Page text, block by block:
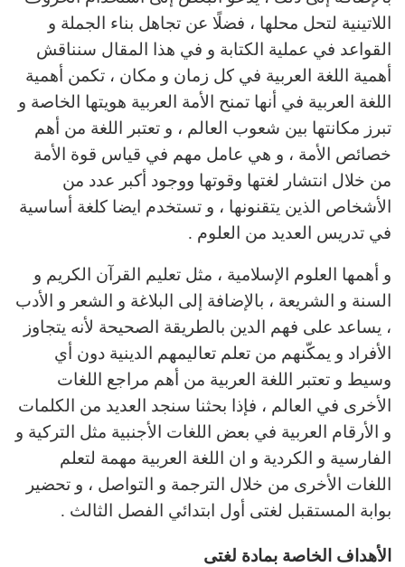
اللاتينية لتحل محلها ، فضلًا عن تجاهل بناء الجملة و
القواعد في عملية الكتابة و في هذا المقال سنناقش
أهمية اللغة العربية في كل زمان و مكان ، تكمن أهمية
اللغة العربية في أنها تمنح الأمة العربية هويتها الخاصة و
تبرز مكانتها بين شعوب العالم ، و تعتبر اللغة من أهم
خصائص الأمة ، و هي عامل مهم في قياس قوة الأمة
من خلال انتشار لغتها وقوتها ووجود أكبر عدد من
الأشخاص الذين يتقنونها ، و تستخدم ايضا كلغة أساسية
في تدريس العديد من العلوم .
و أهمها العلوم الإسلامية ، مثل تعليم القرآن الكريم و
السنة و الشريعة ، بالإضافة إلى البلاغة و الشعر و الأدب
، يساعد على فهم الدين بالطريقة الصحيحة لأنه يتجاوز
الأفراد و يمكّنهم من تعلم تعاليمهم الدينية دون أي
وسيط و تعتبر اللغة العربية من أهم مراجع اللغات
الأخرى في العالم ، فإذا بحثنا سنجد العديد من الكلمات
و الأرقام العربية في بعض اللغات الأجنبية مثل التركية و
الفارسية و الكردية و ان اللغة العربية مهمة لتعلم
اللغات الأخرى من خلال الترجمة و التواصل ، و تحضير
بوابة المستقبل لغتى أول ابتدائي الفصل الثالث .
الأهداف الخاصة بمادة لغتى